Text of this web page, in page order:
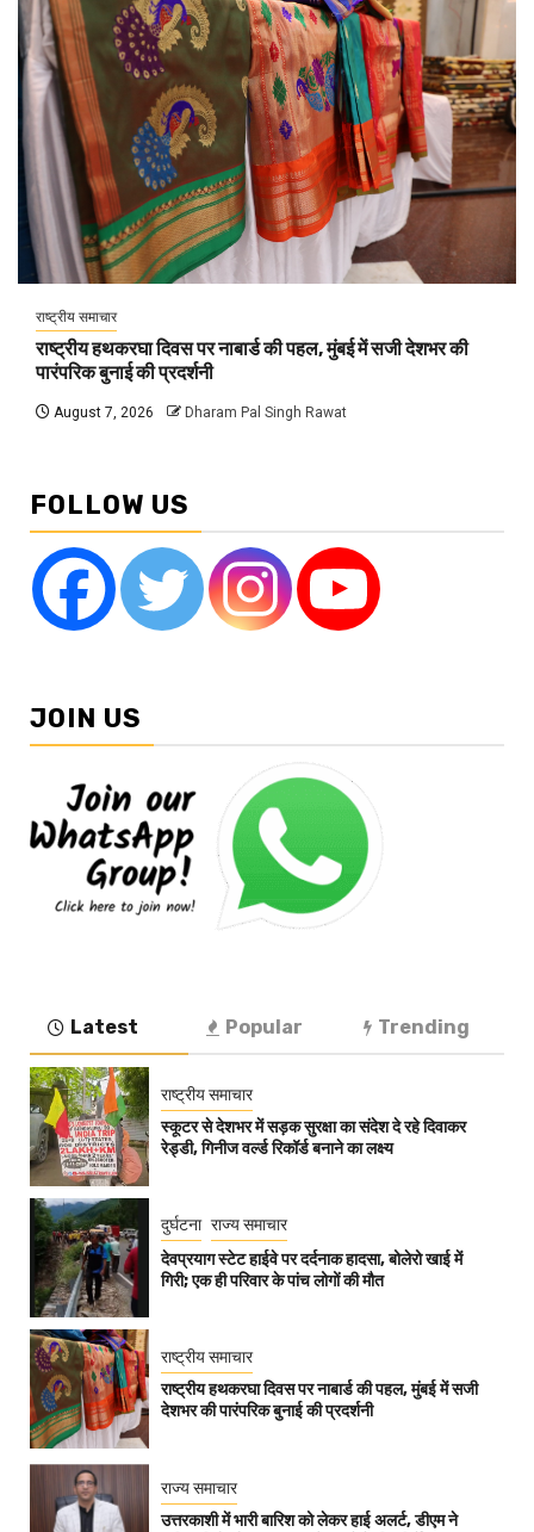
राष्ट्रीय समाचार
राष्ट्रीय हथकरघा दिवस पर नाबार्ड की पहल, मुंबई में सजी देशभर की
पारंपरिक बुनाई की प्रदर्शनी
August 7, 2026 Dharam Pal Singh Rawat
FOLLOW US
JOIN US
Latest Popular Trending
राष्ट्रीय समाचार
स्कूटर से देशभर में सड़क सुरक्षा का संदेश दे रहे दिवाकर
रेड्डी, गिनीज वर्ल्ड रिकॉर्ड बनाने का लक्ष्य
दुर्घटना राज्य समाचार
देवप्रयाग स्टेट हाईवे पर दर्दनाक हादसा, बोलेरो खाई में
गिरी; एक ही परिवार के पांच लोगों की मौत
राष्ट्रीय समाचार
राष्ट्रीय हथकरघा दिवस पर नाबार्ड की पहल, मुंबई में सजी
देशभर की पारंपरिक बुनाई की प्रदर्शनी
राज्य समाचार
उत्तरकाशी में भारी बारिश को लेकर हाई अलर्ट, डीएम ने